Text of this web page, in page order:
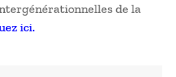
de la
ici.